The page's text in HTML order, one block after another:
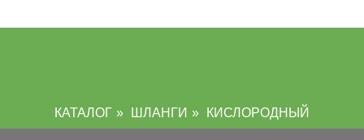
КАТАЛОГ » ШЛАНГИ » КИСЛОРОДНЫЙ